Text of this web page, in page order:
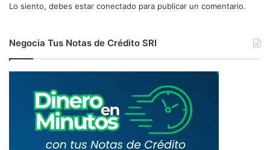
Lo siento, debes estar conectado para publicar un comentario.
Negocia Tus Notas de Crédito SRI